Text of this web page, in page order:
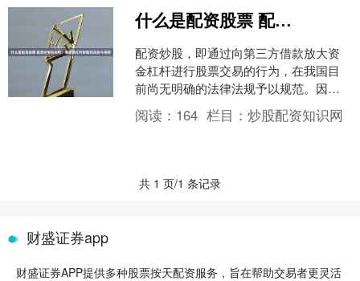
什么是配资股票 配资炒股合法吗？揭秘高杠杆炒股的风险与陷阱
配资炒股，即通过向第三方借款放大资
金杠杆进行股票交易的行为，在我国目
前尚无明确的法律法规予以规范。因
此，配资炒股本身并不违法，但存在较
高的风险和陷阱。 * **....
阅读： 164 栏目：炒股配资知识网
共 1 页/1 条记录
财盛证券app
财盛证券APP提供多种股票按天配资服务，旨在帮助交易者更灵活